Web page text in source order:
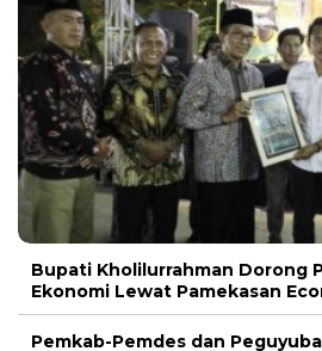
Bupati Kholilurrahman Dorong
Ekonomi Lewat Pamekasan
Pemkab-Pemdes dan